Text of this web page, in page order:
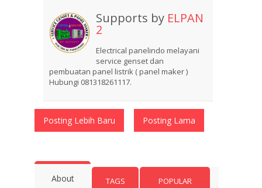
Supports by ELPAN
2
Electrical panelindo melayani
service genset dan
pembuatan panel listrik ( panel maker )
Hubungi 081318261117.
Posting Lebih Baru Posting Lama
About TAGS POPULAR